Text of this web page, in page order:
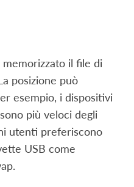
il file di
posizione può
esempio, i dispositivi
più veloci degli
utenti preferiscono
USB come